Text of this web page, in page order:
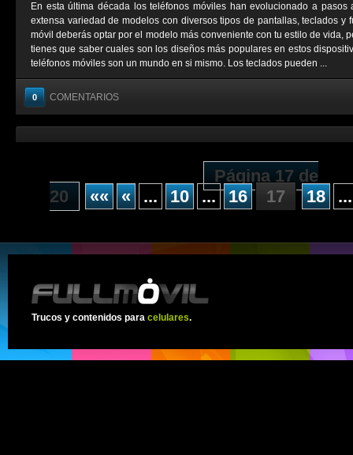
En esta última década los teléfonos móviles han evolucionado a
extensa variedad de modelos con diversos tipos de pantallas, teclados y
móvil deberás optar por el modelo más conveniente con tu estilo de vida,
tienes que saber cuales son los diseños más populares en estos
teléfonos móviles son un mundo en si mismo. Los teclados pueden ...
0 COMENTARIOS
Página 17 de
20
«« « ... 10 ... 16 17 18 ...
Trucos y contenidos para celulares.